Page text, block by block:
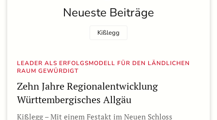
Neueste Beiträge
Kißlegg
LEADER ALS ERFOLGSMODELL FÜR DEN LÄNDLICHEN
RAUM GEWÜRDIGT
Zehn Jahre Regionalentwicklung
Württembergisches Allgäu
Kißlegg – Mit einem Festakt im Neuen Schloss